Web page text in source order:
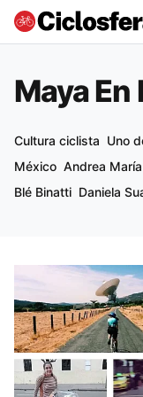
Maya En
Cultura ciclista Uno
México Andrea
Blé Binatti Daniela